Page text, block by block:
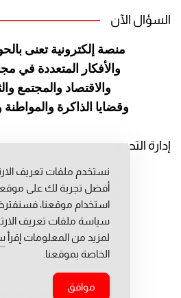
السؤال الآن
منصة إلكترونية تعنى
والأفكار المتعددة في
والاقتصاد والمجتمع
وقضايا الذاكرة والمواطنة
إدارة التحرير
رئيس التحرير: عبد
رئيس التحرير
مديرة التحرير:
جميع حقوق النشر محفوظة
نستخدم ملفات تعريف
أفضل تجربة لك على
استخدام موقعنا،
سياسة ملفات تعريف
لمزيد من المعلومات إقرأ
الخاصة بموقعنا.
موافق